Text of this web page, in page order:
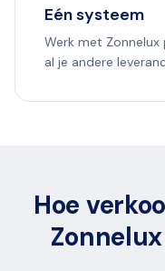
Eén systeem
Werk met
al je andere
Hoe